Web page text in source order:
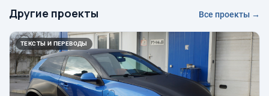
Другие проекты Все проекты →
ТЕКСТЫ И ПЕРЕВОДЫ